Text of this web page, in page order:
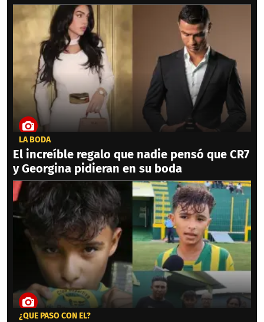
LA BODA
El increíble regalo que nadie pensó que CR7
y Georgina pidieran en su boda
¿QUÉ PASÓ CON ÉL?